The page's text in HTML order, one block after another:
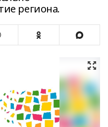
региона.